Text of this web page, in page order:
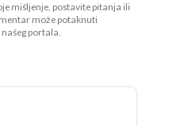
mišljenje, postavite pitanja ili
može potaknuti
portala.